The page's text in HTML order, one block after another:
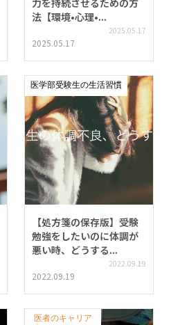
力を持続させるための方
法【環境•心理•...
2025.05.17
2025.05.17
医学部受験生の生活習慣
【処方箋の保存版】受験
勉強をしたいのに体調が
悪い時、どうする...
2022.09.19
2022.09.19
医者のキャリア